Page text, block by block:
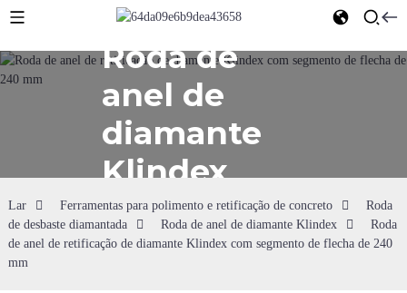
Roda de
anel de
diamante
Klindex
Lar Ferramentas para polimento e retificação de concreto
Roda
de desbaste diamantada
Roda de anel de diamante Klindex
Roda
de anel de retificação de diamante Klindex com segmento de flecha de 240
mm